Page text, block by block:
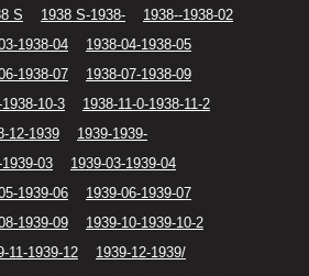
S 1938 S-1938-
1938--1938-02
1938-04
1938-04-1938-05
1938-07
1938-07-1938-09
10-3
1938-11-0-1938-11-2
12-1939
1939-1939-
03
1939-03-1939-04
1939-06
1939-06-1939-07
1939-09
1939-10-1939-10-2
11-1939-12
1939-12-1939/